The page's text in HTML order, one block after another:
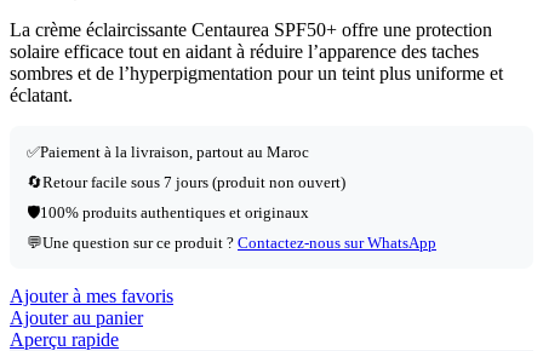
La crème éclaircissante Centaurea SPF50+ offre une protection
solaire efficace tout en aidant à réduire l’apparence des taches
sombres et de l’hyperpigmentation pour un teint plus uniforme et
éclatant.
✅Paiement à la livraison, partout au Maroc
🔄Retour facile sous 7 jours (produit non ouvert)
🛡️100% produits authentiques et originaux
💬Une question sur ce produit ? Contactez-nous sur WhatsApp
Ajouter à mes favoris
Ajouter au panier
Aperçu rapide